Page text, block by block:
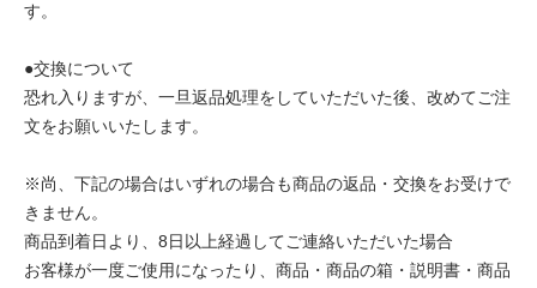
す。
●交換について
恐れ入りますが、一旦返品処理をしていただいた後、改めてご注
文をお願いいたします。
※尚、下記の場合はいずれの場合も商品の返品・交換をお受けで
きません。
商品到着日より、8日以上経過してご連絡いただいた場合
お客様が一度ご使用になったり、商品・商品の箱・説明書・商品